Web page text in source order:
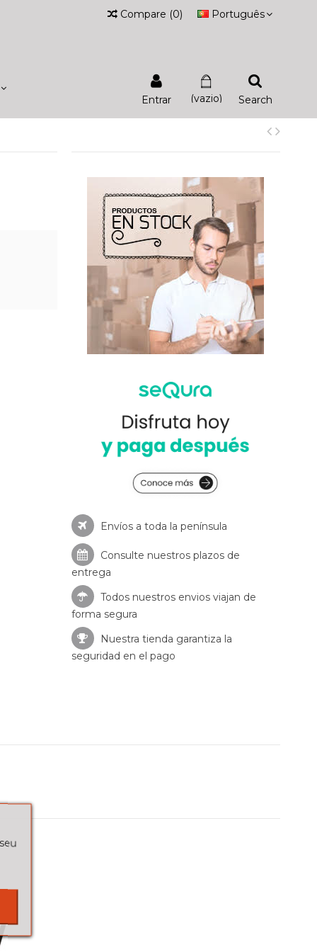
Português
Compare (0)
Search
(vazio)
Entrar
Envíos a toda la península
Consulte nuestros plazos de
entrega
Todos nuestros envios viajan de
forma segura
Nuestra tienda garantiza la
seguridad en el pago